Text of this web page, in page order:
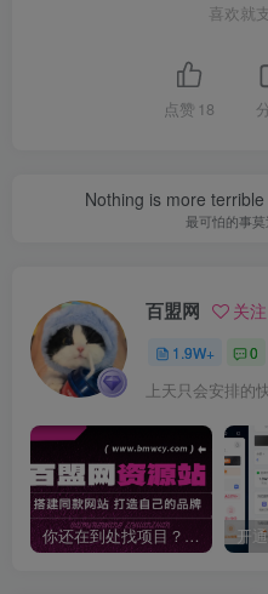
喜欢就
点赞 18
Nothing is more
最可怕的事
百盟网 关注
1.9W+ 0
你还在到处找项目？还在当韭菜？我靠卖项目一个月收入5万+，曾经我也是个失败者。